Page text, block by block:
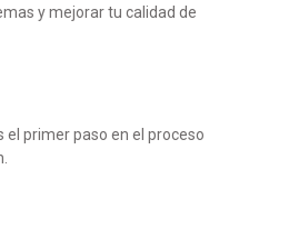
y mejorar tu calidad de
el primer paso en el proceso